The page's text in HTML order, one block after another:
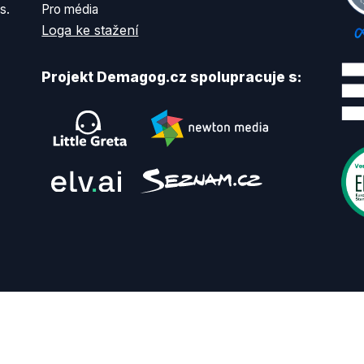
Pro média
Loga ke stažení
Projekt Demagog.cz spolupracuje s: